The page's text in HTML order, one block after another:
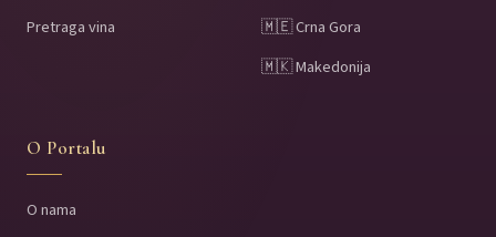
Pretraga vina
🇲🇪 Crna Gora
🇲🇰 Makedonija
O Portalu
O nama